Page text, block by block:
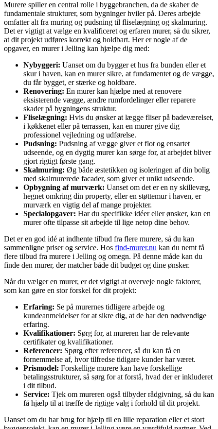
Murere spiller en central rolle i byggebranchen, da de skaber de
fundamentale strukturer, som bygninger hviler på. Deres arbejde
omfatter alt fra muring og pudsning til fliselægning og skalmuring.
Det er vigtigt at vælge en kvalificeret og erfaren murer, så du sikrer,
at dit projekt udføres korrekt og holdbart. Her er nogle af de
opgaver, en murer i Jelling kan hjælpe dig med:
Nybyggeri: Uanset om du bygger et hus fra bunden eller et
skur i haven, kan en murer sikre, at fundamentet og de vægge,
du får bygget, er stærke og holdbare.
Renovering: En murer kan hjælpe med at renovere
eksisterende vægge, ændre rumfordelinger eller reparere
skader på bygningens struktur.
Fliselægning: Hvis du ønsker at lægge fliser på badeværelset,
i køkkenet eller på terrassen, kan en murer give dig
professionel vejledning og udførelse.
Pudsning: Pudsning af vægge giver et flot og ensartet
udseende, og en dygtig murer kan sørge for, at arbejdet bliver
gjort rigtigt første gang.
Skalmuring: Øg både æstetikken og isoleringen af din bolig
med skalmurerede facader, som giver et unikt udseende.
Opbygning af murværk: Uanset om det er en ny skillevæg,
hegnet omkring din property, eller en støttemur i haven, er
murværk en vigtig del af mange projekter.
Specialopgaver: Har du specifikke idéer eller ønsker, kan en
murer ofte tilpasse sit arbejde til lige netop dine behov.
Det er en god idé at indhente tilbud fra flere murere, så du kan
sammenligne priser og service. Hos find-murer.nu kan du nemt få
flere tilbud fra murere i Jelling og omegn. På denne måde kan du
finde den murer, der matcher både dit budget og dine ønsker.
Når du vælger en murer, er det vigtigt at overveje nogle faktorer,
som kan gøre en stor forskel for dit projekt:
Erfaring: Se på murernes tidligere arbejde og
kundeanmeldelser for at sikre dig, at de har den nødvendige
erfaring.
Kvalifikationer: Sørg for, at mureren har de relevante
certifikater og kvalifikationer.
Referencer: Spørg efter referencer, så du kan få en
fornemmelse af, hvor tilfredse tidigare kunder har været.
Prismodel: Forskellige murere kan have forskellige
betalingsstrukturer, så sørg for at forstå, hvad der er inkluderet
i dit tilbud.
Service: Tjek om mureren også tilbyder rådgivning, så du kan
få hjælp til at træffe de rigtige valg i forhold til dit projekt.
Uanset om du har brug for hjælp til en lille reparation eller et stort